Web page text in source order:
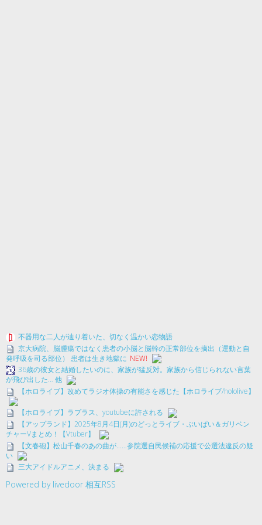
不器用な二人が辿り着いた、切なく温かい恋物語
京大病院、脳腫瘍ではなく患者の小脳と脳幹の正常部位を摘出（運動と自
発呼吸を司る部位） 患者は生き地獄に NEW!
36歳の彼女と結婚したいのに、家族が猛反対。家族から信じられない言葉
が飛び出した… 他
【ホロライブ】改めてラジオ体操の有能さを感じた【ホロライブ/hololive】
【ホロライブ】ラプラス、youtubeに許される
【アップランド】2025年8月4日(月)のどっとライブ・ぶいぱい＆ガリベン
チャーVまとめ！【Vtuber】
【文春砲】松山千春のあの曲が……参院選自民候補の応援で公選法違反の疑
い
三大アイドルアニメ、決まる
Powered by livedoor 相互RSS